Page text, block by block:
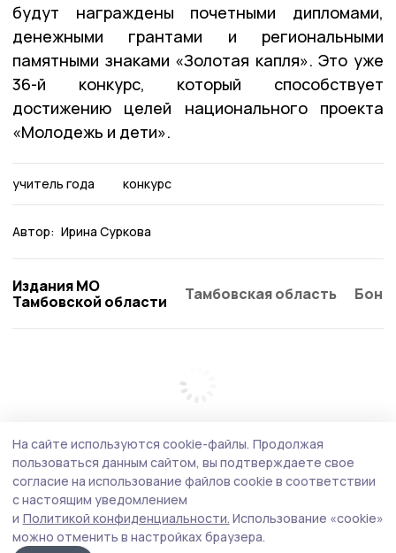
будут награждены почетными дипломами,
денежными грантами и региональными
памятными знаками «Золотая капля». Это уже
36-й конкурс, который способствует
достижению целей национального проекта
«Молодежь и дети».
учитель года конкурс
Автор: Ирина Суркова
Издания МО
Тамбовской области
Тамбовская область
На сайте используются cookie-файлы. Продолжая
пользоваться данным сайтом, вы подтверждаете свое
согласие на использование файлов cookie в соответствии
с настоящим уведомлением
и Политикой конфиденциальности. Использование «cookie»
можно отменить в настройках браузера.